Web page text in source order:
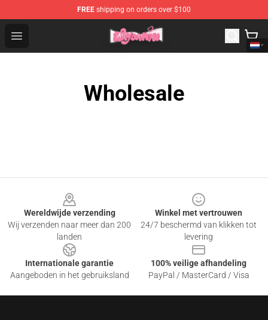
FREE shipping on orders over $100
Open menu
Waydamin Store - Official Waydamin Merchandise Shop
Wholesale
Wereldwijde verzending
Wij verzenden naar meer dan 200
landen
Winkel met vertrouwen
24/7 beschermd van klikken tot
levering
Internationale garantie
Aangeboden in het gebruiksland
100% veilige afhandeling
PayPal / MasterCard / Visa